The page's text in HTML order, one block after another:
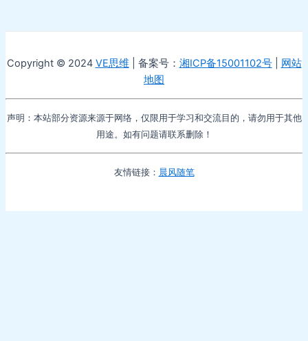
Copyright © 2024 VE思维 | 备案号： 湘ICP备15001102号| 网站
地图
声明：本站部分资源来源于网络，仅限用于学习和交流目的，请勿用于其他
用途。如有问题请联系删除！
友情链接： 晨风随笔